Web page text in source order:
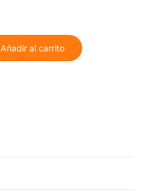
Añadir al carrito